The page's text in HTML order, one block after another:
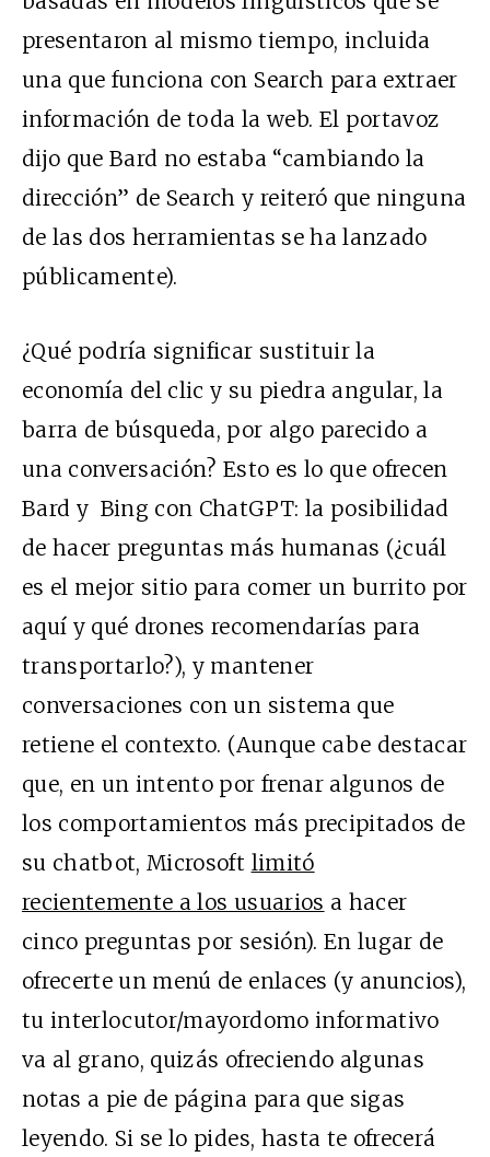
presentaron al mismo tiempo, incluida
una que funciona con Search para extraer
información de toda la web. El portavoz
dijo que Bard no estaba “cambiando la
dirección” de Search y reiteró que ninguna
de las dos herramientas se ha lanzado
públicamente).
¿Qué podría significar sustituir la
economía del clic y su piedra angular, la
barra de búsqueda, por algo parecido a
una conversación? Esto es lo que ofrecen
Bard y Bing con ChatGPT: la posibilidad
de hacer preguntas más humanas (¿cuál
es el mejor sitio para comer un burrito por
aquí y qué drones recomendarías para
transportarlo?), y mantener
conversaciones con un sistema que
retiene el contexto. (Aunque cabe destacar
que, en un intento por frenar algunos de
los comportamientos más precipitados de
su chatbot, Microsoft limitó
recientemente a los usuarios a hacer
cinco preguntas por sesión). En lugar de
ofrecerte un menú de enlaces (y anuncios),
tu interlocutor/mayordomo informativo
va al grano, quizás ofreciendo algunas
notas a pie de página para que sigas
leyendo. Si se lo pides, hasta te ofrecerá